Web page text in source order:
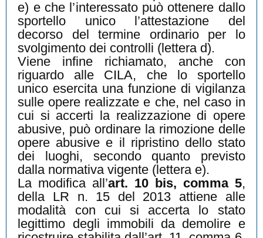
e) e che l’interessato può ottenere dallo
sportello unico l’attestazione del
decorso del termine ordinario per lo
svolgimento dei controlli (lettera d).
Viene infine richiamato, anche con
riguardo alle CILA, che lo sportello
unico esercita una funzione di vigilanza
sulle opere realizzate e che, nel caso in
cui si accerti la realizzazione di opere
abusive, può ordinare la rimozione delle
opere abusive e il ripristino dello stato
dei luoghi, secondo quanto previsto
dalla normativa vigente (lettera e).
La modifica all’art. 10 bis, comma 5,
della LR n. 15 del 2013 attiene alle
modalità con cui si accerta lo stato
legittimo degli immobili da demolire e